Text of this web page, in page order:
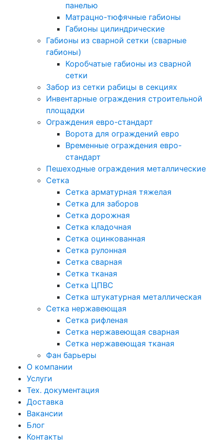
панелью
Матрацно-тюфячные габионы
Габионы цилиндрические
Габионы из сварной сетки (сварные
габионы)
Коробчатые габионы из сварной
сетки
Забор из сетки рабицы в секциях
Инвентарные ограждения строительной
площадки
Ограждения евро-стандарт
Ворота для ограждений евро
Временные ограждения евро-
стандарт
Пешеходные ограждения металлические
Сетка
Сетка арматурная тяжелая
Сетка для заборов
Сетка дорожная
Сетка кладочная
Сетка оцинкованная
Сетка рулонная
Сетка сварная
Сетка тканая
Сетка ЦПВС
Сетка штукатурная металлическая
Сетка нержавеющая
Сетка рифленая
Сетка нержавеющая сварная
Сетка нержавеющая тканая
Фан барьеры
О компании
Услуги
Тех. документация
Доставка
Вакансии
Блог
Контакты